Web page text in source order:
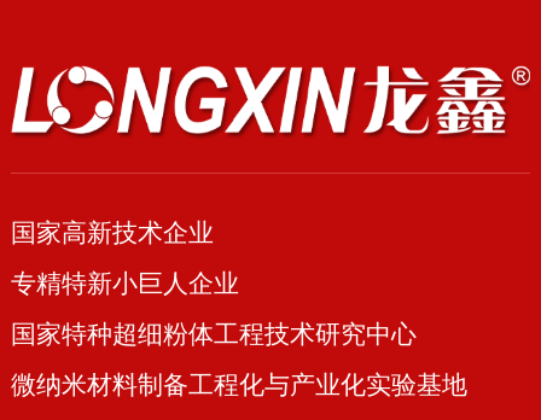
国家高新技术企业
专精特新小巨人企业
国家特种超细粉体工程技术研究中心
微纳米材料制备工程化与产业化实验基地